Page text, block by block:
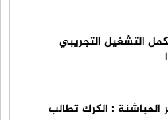
التشغيل التجريبي
الحباشنة : الكرك تطالب